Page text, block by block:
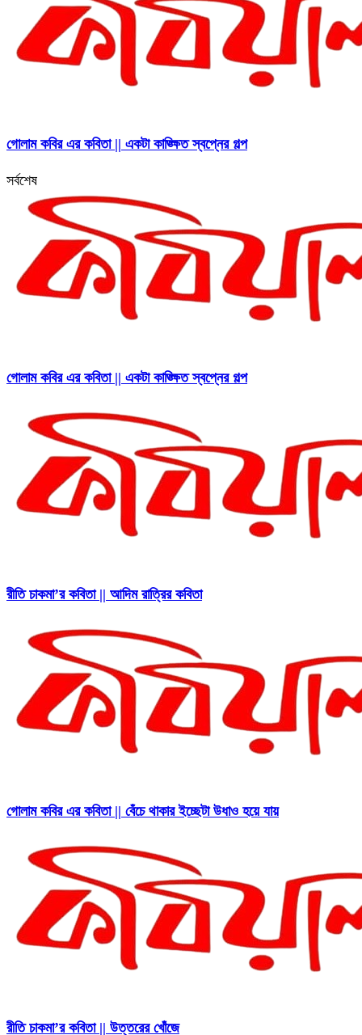
গোলাম কবির এর কবিতা || একটা কাঙ্ক্ষিত স্বপ্নের গল্প
সর্বশেষ
গোলাম কবির এর কবিতা || একটা কাঙ্ক্ষিত স্বপ্নের গল্প
রীতি চাকমা’র কবিতা || আদিম রাত্রির কবিতা
গোলাম কবির এর কবিতা || বেঁচে থাকার ইচ্ছেটা উধাও হয়ে যায়
রীতি চাকমা’র কবিতা || উত্তরের খোঁজে